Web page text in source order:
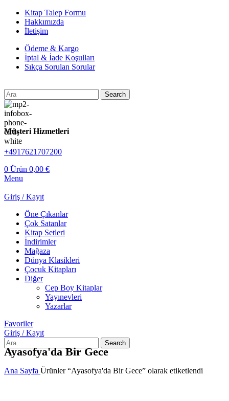
Kitap Talep Formu
Hakkımızda
İletişim
Ödeme & Kargo
İptal & İade Koşulları
Sıkça Sorulan Sorular
Search
Müşteri Hizmetleri
+4917621707200
0 Ürün 0,00 €
Menu
Giriş / Kayıt
Öne Çıkanlar
Çok Satanlar
Kitap Setleri
İndirimler
Mağaza
Dünya Klasikleri
Çocuk Kitapları
Diğer
Cep Boy Kitaplar
Yayınevleri
Yazarlar
Favoriler
Giriş / Kayıt
Search
Ayasofya'da Bir Gece
Ana Sayfa Ürünler “Ayasofya'da Bir Gece” olarak etiketlendi